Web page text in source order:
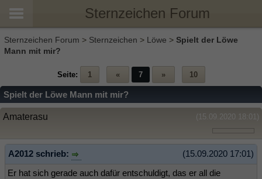
Sternzeichen Forum
Sternzeichen Forum > Sternzeichen > Löwe > Spielt der Löwe
Mann mit mir?
Seite: 1 « 7 » 10
Spielt der Löwe Mann mit mir?
(15.09.2020 18:01)
Amaterasu
(15.09.2020 17:01)
A2012 schrieb:
Er hat sich gerade auch dafür entschuldigt, das er all die